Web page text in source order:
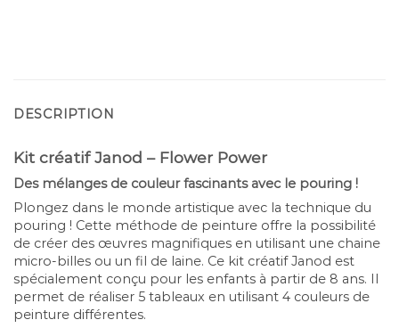
DESCRIPTION
Kit créatif Janod – Flower Power
Des mélanges de couleur fascinants avec le pouring !
Plongez dans le monde artistique avec la technique du
pouring ! Cette méthode de peinture offre la possibilité
de créer des œuvres magnifiques en utilisant une chaine
micro-billes ou un fil de laine. Ce kit créatif Janod est
spécialement conçu pour les enfants à partir de 8 ans. Il
permet de réaliser 5 tableaux en utilisant 4 couleurs de
peinture différentes.